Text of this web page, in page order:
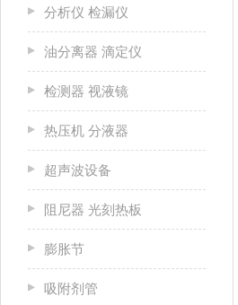
分析仪 检漏仪
油分离器 滴定仪
检测器 视液镜
热压机 分液器
超声波设备
阻尼器 光刻热板
膨胀节
吸附剂管